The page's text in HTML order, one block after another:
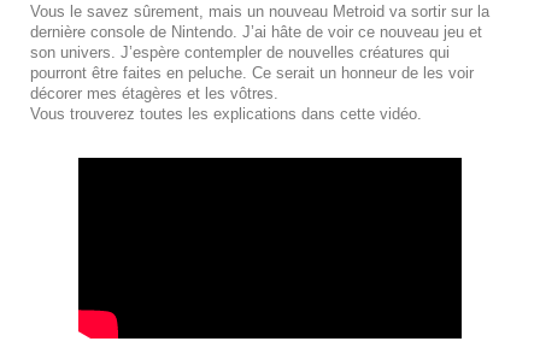
Vous le savez sûrement, mais un nouveau Metroid va sortir sur la
dernière console de Nintendo. J’ai hâte de voir ce nouveau jeu et
son univers. J’espère contempler de nouvelles créatures qui
pourront être faites en peluche. Ce serait un honneur de les voir
décorer mes étagères et les vôtres.
Vous trouverez toutes les explications dans cette vidéo.